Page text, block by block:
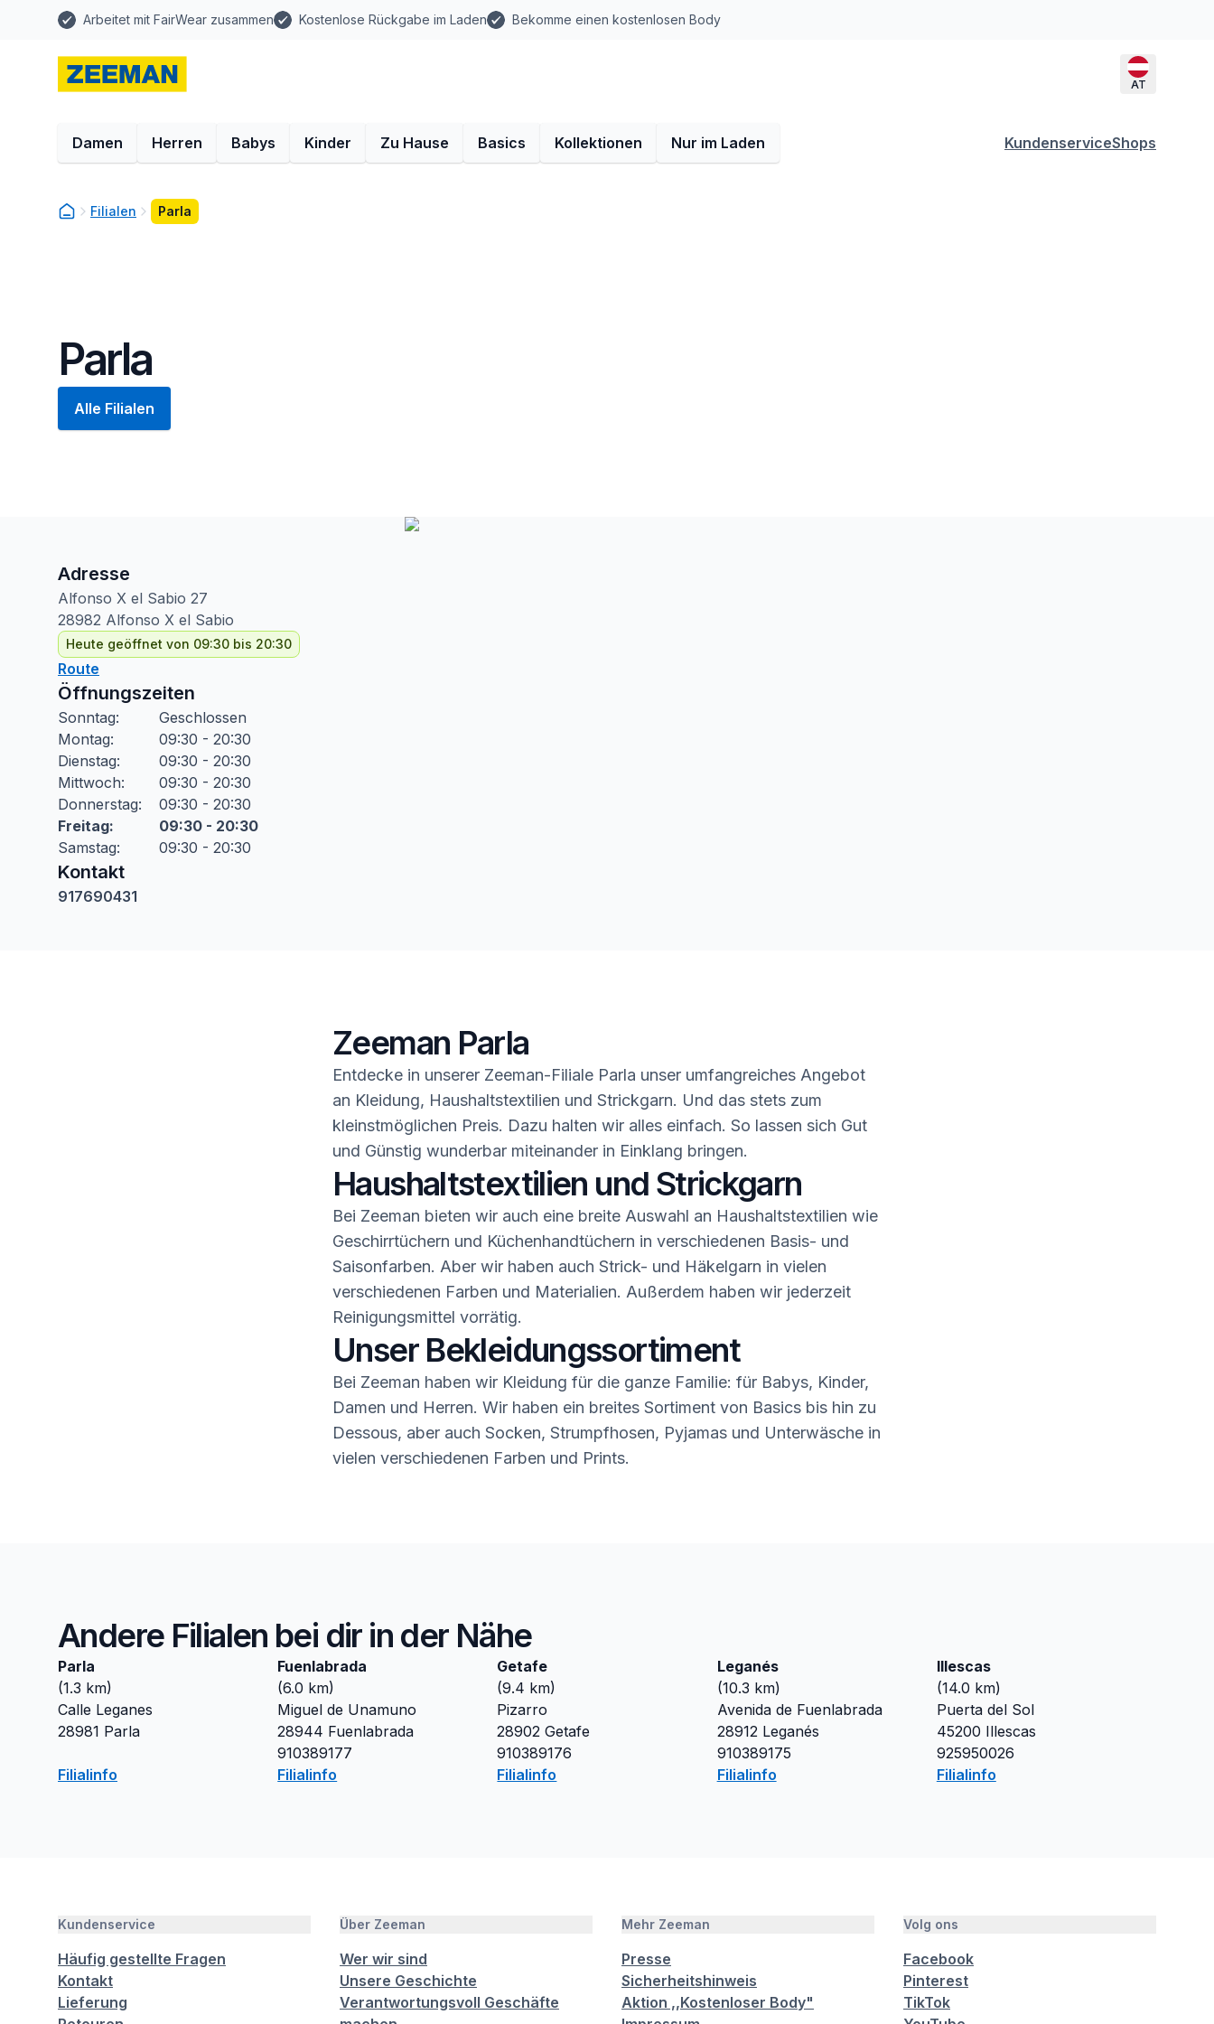
Arbeitet mit FairWear zusammen Kostenlose Rückgabe im Laden Bekomme einen kostenlosen Body
AT
Damen Herren Babys Kinder Zu Hause Basics Kollektionen Nur im Laden KundenserviceShops
Filialen Parla
Parla
Alle Filialen
Adresse
Alfonso X el Sabio 27
28982 Alfonso X el Sabio
Heute geöffnet von 09:30 bis 20:30
Route
Öffnungszeiten
Sonntag:
Geschlossen
Montag:
09:30 - 20:30
Dienstag:
09:30 - 20:30
Mittwoch:
09:30 - 20:30
Donnerstag:
09:30 - 20:30
Freitag:
09:30 - 20:30
Samstag: 09:30 - 20:30
Kontakt
917690431
Zeeman Parla
Entdecke in unserer Zeeman-Filiale Parla unser umfangreiches Angebot
an Kleidung, Haushaltstextilien und Strickgarn. Und das stets zum
kleinstmöglichen Preis. Dazu halten wir alles einfach. So lassen sich Gut
und Günstig wunderbar miteinander in Einklang bringen.
Haushaltstextilien und Strickgarn
Bei Zeeman bieten wir auch eine breite Auswahl an Haushaltstextilien wie
Geschirrtüchern und Küchenhandtüchern in verschiedenen Basis- und
Saisonfarben. Aber wir haben auch Strick- und Häkelgarn in vielen
verschiedenen Farben und Materialien. Außerdem haben wir jederzeit
Reinigungsmittel vorrätig.
Unser Bekleidungssortiment
Bei Zeeman haben wir Kleidung für die ganze Familie: für Babys, Kinder,
Damen und Herren. Wir haben ein breites Sortiment von Basics bis hin zu
Dessous, aber auch Socken, Strumpfhosen, Pyjamas und Unterwäsche in
vielen verschiedenen Farben und Prints.
Andere Filialen bei dir in der Nähe
Parla
(1.3 km)
Calle Leganes
28981 Parla
Filialinfo
Fuenlabrada
(6.0 km)
Miguel de Unamuno
28944 Fuenlabrada
910389177
Filialinfo
Getafe
(9.4 km)
Pizarro
28902 Getafe
910389176
Filialinfo
Leganés
(10.3 km)
Avenida de Fuenlabrada
28912 Leganés
910389175
Filialinfo
Illescas
(14.0 km)
Puerta del Sol
45200 Illescas
925950026
Filialinfo
Kundenservice
Häufig gestellte Fragen
Kontakt
Lieferung
Über Zeeman
Wer wir sind
Unsere Geschichte
Verantwortungsvoll Geschäfte
Mehr Zeeman
Presse
Sicherheitshinweis
Aktion ,,Kostenloser Body"
Volg ons
Facebook
Pinterest
TikTok